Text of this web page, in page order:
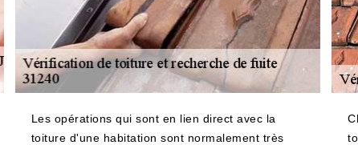
Les opérations qui sont en lien direct avec la
toiture d'une habitation sont normalement très